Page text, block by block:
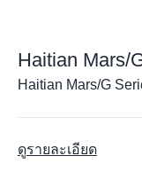
Haitian Mars/
Haitian Mars/G
ดูรายละเอียด